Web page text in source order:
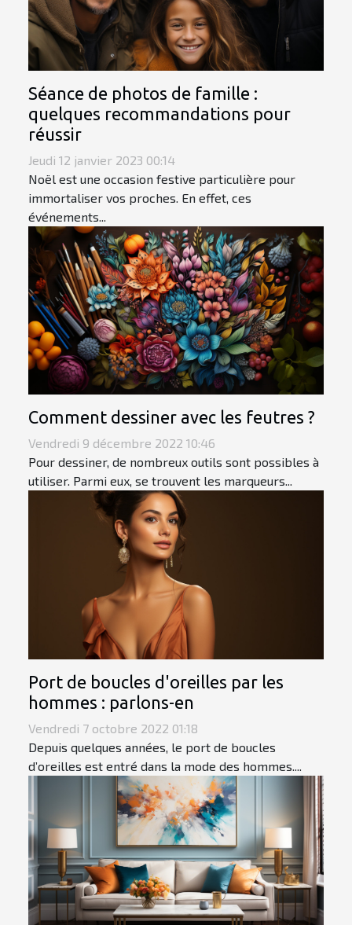
Séance de photos de famille :
quelques recommandations pour
réussir
Jeudi 12 janvier 2023 00:14
Noël est une occasion festive particulière pour
immortaliser vos proches. En effet, ces
événements...
Comment dessiner avec les feutres ?
Vendredi 9 décembre 2022 10:46
Pour dessiner, de nombreux outils sont possibles à
utiliser. Parmi eux, se trouvent les marqueurs...
Port de boucles d'oreilles par les
hommes : parlons-en
Vendredi 7 octobre 2022 01:18
Depuis quelques années, le port de boucles
d’oreilles est entré dans la mode des hommes....